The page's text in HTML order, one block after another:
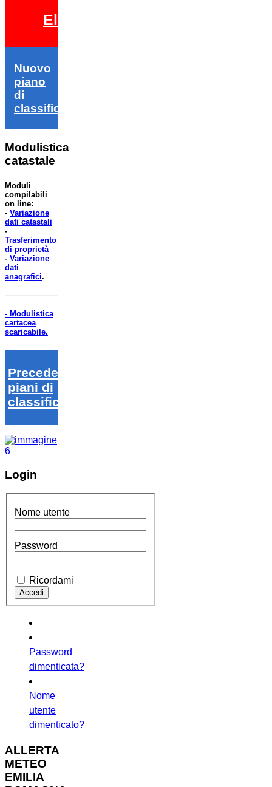
Elezioni 2026
Nuovo
piano
di
classifica
Modulistica
catastale
Moduli
compilabili
on line:
- Variazione
dati catastali
-
Trasferimento
di proprietà
- Variazione
dati
anagrafici.
- Modulistica
cartacea
scaricabile.
Precedenti
piani di
classifica
Login
Nome utente
Password
Ricordami
Password
dimenticata?
Nome
utente
dimenticato?
ALLERTA
METEO
EMILIA